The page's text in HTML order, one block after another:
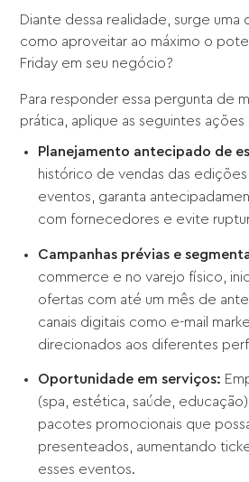
Diante dessa realidade, surge uma
como aproveitar ao máximo o
Friday em seu negócio?
Para responder essa pergunta de
prática, aplique as seguintes
Planejamento antecipado de
histórico de vendas das
eventos, garanta
com fornecedores e evite
Campanhas prévias e
commerce e no varejo físico,
ofertas com até um mês de
canais digitais como e-mail
direcionados aos diferentes
Oportunidade em serviços:
(spa, estética, saúde,
pacotes promocionais que
presenteados, aumentando
esses eventos.